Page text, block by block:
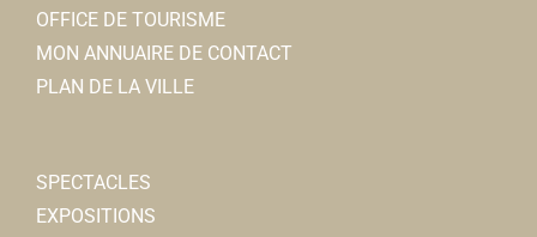
OFFICE DE TOURISME
MON ANNUAIRE DE CONTACT
PLAN DE LA VILLE
SPECTACLES
EXPOSITIONS